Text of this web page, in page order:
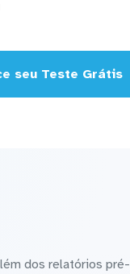
seu Teste Grátis
dos relatórios pré-